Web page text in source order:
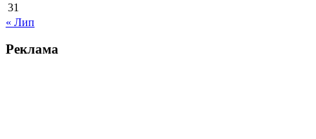
31
« Лип
Реклама